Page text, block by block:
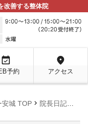
改善する整体院
event_available
予約
location_on
アクセス
安城 TOP chevron_right 院長日記